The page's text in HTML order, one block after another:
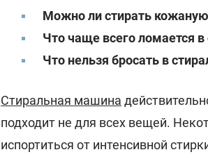
Можно ли стирать
Что чаще всего ломается
Что нельзя бросать в
Стиральная машина
подходит не для всех вещей.
испортиться от интенсивной